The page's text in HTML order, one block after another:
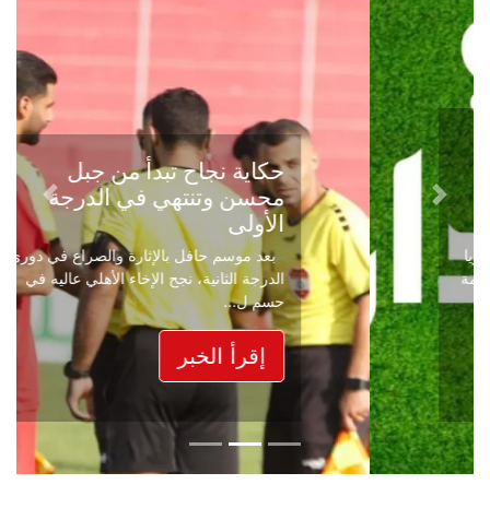
حكاية نجاح تبدأ من جبل
محسن وتنتهي في الدرجة
الأولى
بعد موسم حافل بالإثارة والصراع في دوري
الدرجة الثانية، نجح الإخاء الأهلي عاليه في
حسم ل...
إقرأ الخبر
Previous
Next